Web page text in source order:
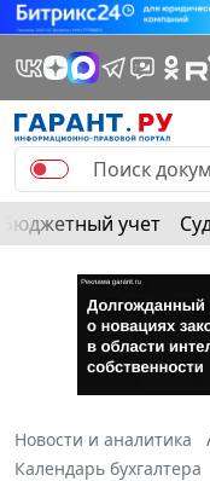
Бюджетный учет
Новости и аналитика
Календарь бухгалтера